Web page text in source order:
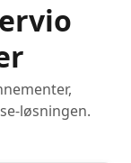
løsningen.